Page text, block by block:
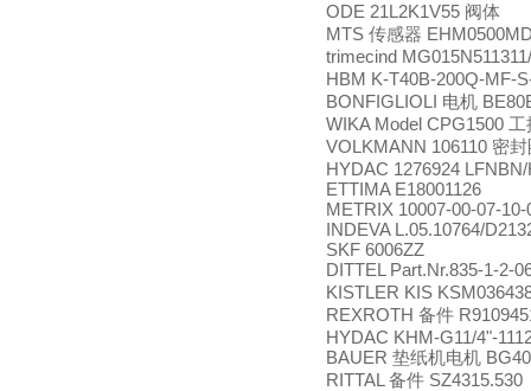
ODE 21L2K1V55 阀体
MTS 传感器
trimecind
HBM K-T40B-200Q-MF-
BONFIGLIOLI 电机
WIKA Model CPG1500 工
VOLKMANN 106110 密封
HYDAC 1276924
ETTIMA E18001126
METRIX 10007-00-07-
INDEVA L.05.10764/
SKF 6006ZZ
DITTEL Part.Nr.835-1-2-
KISTLER KIS
REXROTH 备件
HYDAC KHM-G11/4"-
BAUER 垫纸机电机
RITTAL 备件 SZ4315.530